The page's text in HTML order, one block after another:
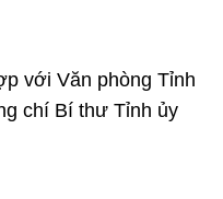
với Văn phòng Tỉnh
chí Bí thư Tỉnh ủy